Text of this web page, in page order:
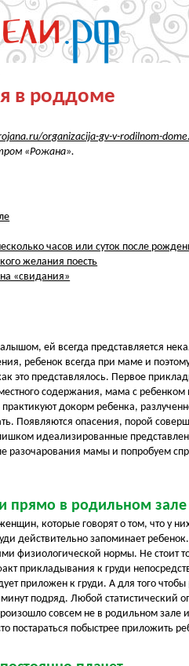
в роддоме
organizacija-gv-v-rodilnom-
«Рожана».
часов или суток после
желания поесть
«свидания»
ей всегда представляется
ребенок всегда при маме и
это представлялось. Первое
содержания, мама с ребенком
докорм ребенка,
Появляются опасения, порой
идеализированные
мамы и попробуем
прямо в родильном зале
которые говорят о том, что у
действительно запоминает
физиологической нормы. Не стоит
прикладывания к груди
приложен к груди. А для того
подряд. Любой статистический
совсем не в родильном зале
побыстрее приложить